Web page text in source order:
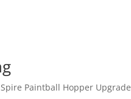
Paintball Hopper Upgrade